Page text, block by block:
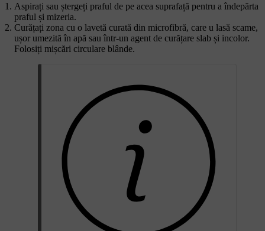
Aspirați sau ștergeți praful de pe acea suprafață pentru a îndepărta
praful și mizeria.
Curățați zona cu o lavetă curată din microfibră, care u lasă scame,
ușor umezită în apă sau într-un agent de curățare slab și incolor.
Folosiți mișcări circulare blânde.